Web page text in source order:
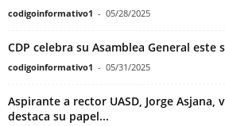
codigoinformativo1 - 05/28/2025
CDP celebra su Asamblea General este
codigoinformativo1 - 05/31/2025
Aspirante a rector UASD, Jorge Asjana,
destaca su papel...